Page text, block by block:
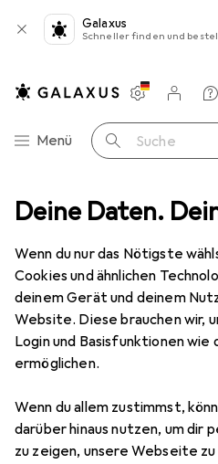
Deine Daten.
Wenn du nur das Nötigste
Cookies und ähnlichen
deinem Gerät und deinem
Website. Diese brauchen wir,
Login und Basisfunktionen wie
ermöglichen.
Wenn du allem zustimmst,
darüber hinaus nutzen, um dir
zu zeigen, unsere Webseite
Galaxus
Schneller finden und
Navigation nach Kategorien
Menü Suche
Einstellungen
Kundenkonto
Vergleichslisten
Merklisten
Warenkorb
Teppich Snapstyle
5
SnapstyleHochflor
Teppich Touch
200 x 300 cm
Preis in EUR inkl. MwSt.
EUR
219,90